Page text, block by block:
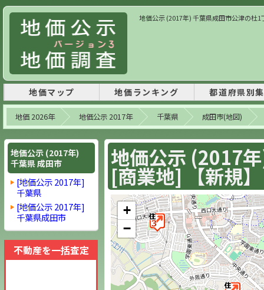
地価公示 (2017年) 千葉県成田市公津の杜
地価マップ 地価ランキング 都道府県別
地価 2026年 地価公示 2017年 千葉県 成田市(地図)
地価公示 (2017
[商業地] 【新規】
+
−
地価公示 (2017年)
千葉県 成田市
[地価公示 2017年]
千葉県
[地価公示 2017年]
千葉県成田市
不動産を一括査定